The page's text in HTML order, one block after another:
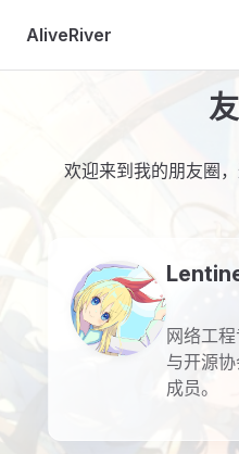
Skip to content
AliveRiver
欢迎来到我的朋友圈
网络工
与开源
成员。